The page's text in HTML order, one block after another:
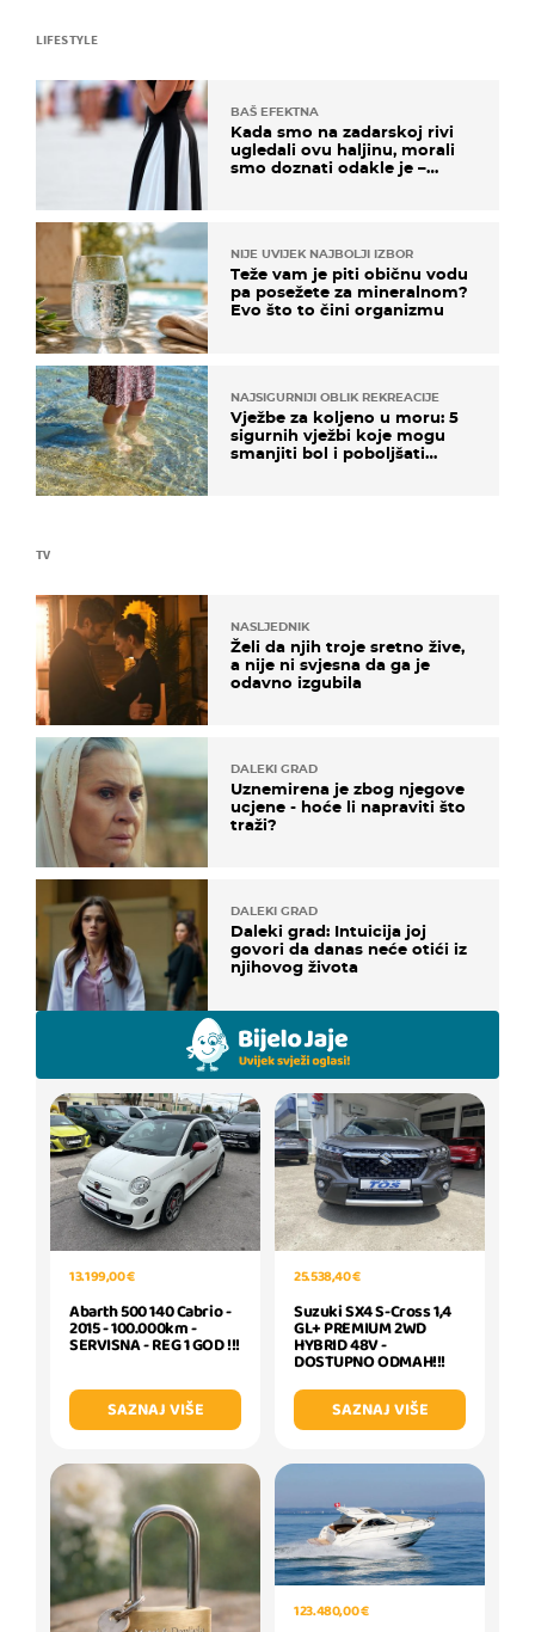
TV
NASLJEDNIK
Želi da njih troje sretno žive,
a nije ni svjesna da ga je
odavno izgubila
DALEKI GRAD
Uznemirena je zbog njegove
ucjene - hoće li napraviti što
traži?
DALEKI GRAD
Daleki grad: Intuicija joj
govori da danas neće otići iz
njihovog života
LIFESTYLE
BAŠ EFEKTNA
Kada smo na zadarskoj rivi
ugledali ovu haljinu, morali
smo doznati odakle je –
NIJE UVIJEK NAJBOLJI IZBOR
Teže vam je piti običnu vodu
pa posežete za mineralnom?
Evo što to čini organizmu
NAJSIGURNIJI OBLIK REKREACIJE
Vježbe za koljeno u moru: 5
sigurnih vježbi koje mogu
smanjiti bol i poboljšati
13.199,00 €
Abarth 500 140 Cabrio -
2015 - 100.000km -
SERVISNA - REG 1 GOD !!!
SAZNAJ VIŠE
25.538,40 €
Suzuki SX4 S-Cross 1,4
GL+ PREMIUM 2WD
HYBRID 48V -
DOSTUPNO ODMAH!!!
SAZNAJ VIŠE
123.480,00 €